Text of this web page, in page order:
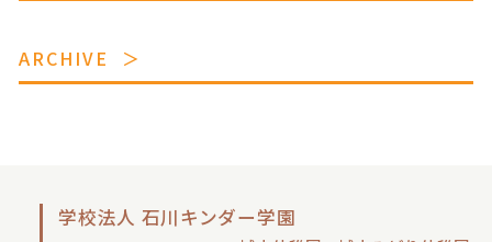
ARCHIVE
学校法人 石川キンダー学園